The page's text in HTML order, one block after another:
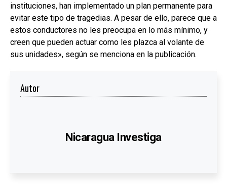
instituciones, han implementado un plan permanente para
evitar este tipo de tragedias. A pesar de ello, parece que a
estos conductores no les preocupa en lo más mínimo, y
creen que pueden actuar como les plazca al volante de
sus unidades», según se menciona en la publicación.
Autor
Nicaragua Investiga